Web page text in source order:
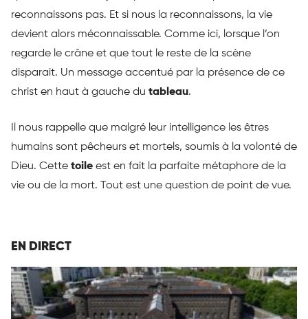
reconnaissons pas. Et si nous la reconnaissons, la vie
devient alors méconnaissable. Comme ici, lorsque l’on
regarde le crâne et que tout le reste de la scène
disparait. Un message accentué par la présence de ce
christ en haut à gauche du tableau.
Il nous rappelle que malgré leur intelligence les êtres
humains sont pêcheurs et mortels, soumis à la volonté de
Dieu. Cette toile est en fait la parfaite métaphore de la
vie ou de la mort. Tout est une question de point de vue.
EN DIRECT